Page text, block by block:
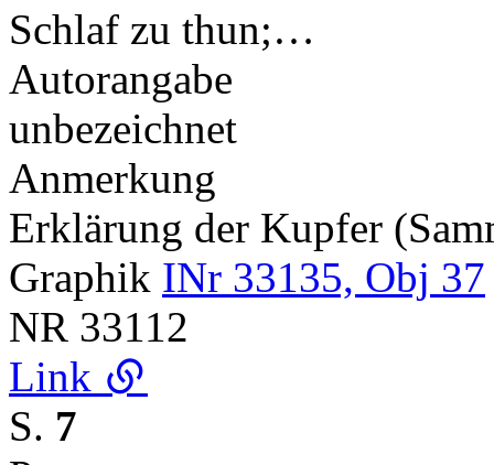
Schlaf zu thun;…
Autorangabe
unbezeichnet
Anmerkung
Erklärung der Kupfer
Graphik INr 33135, Obj 37
NR 33112
Link
S. 7